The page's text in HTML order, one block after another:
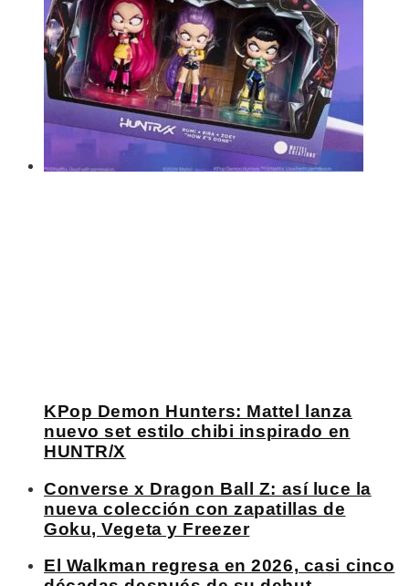
KPop Demon Hunters: Mattel lanza
nuevo set estilo chibi inspirado en
HUNTR/X
Converse x Dragon Ball Z: así luce la
nueva colección con zapatillas de
Goku, Vegeta y Freezer
El Walkman regresa en 2026, casi cinco